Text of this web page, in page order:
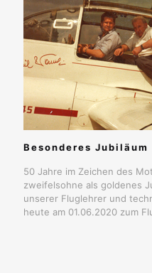
Besonderes Jubiläum
50 Jahre im Zeichen des
zweifelsohne als goldenes
unserer Fluglehrer und
heute am 01.06.2020 zum